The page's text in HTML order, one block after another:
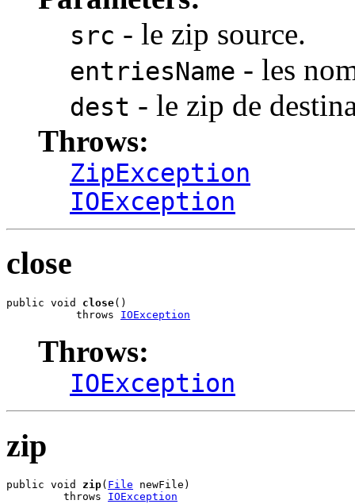
src - le zip source.
entriesName - les
dest - le zip de
Throws:
ZipException
IOException
close
public void close()
           throws
IOException
Throws:
IOException
zip
public void zip( File newFile)
         throws
IOException